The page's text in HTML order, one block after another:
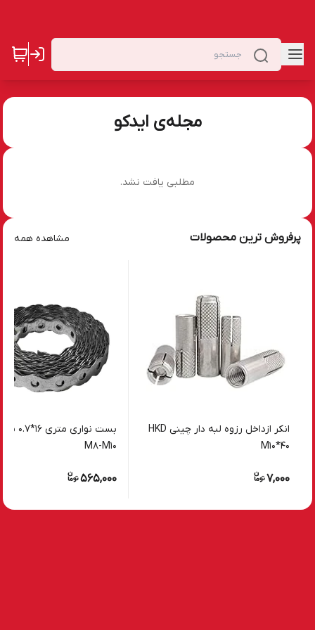
مجله‌ی ایدکو
مطلبی یافت نشد.
پرفروش ترین محصولات مشاهده همه
انکر ازداخل رزوه لبه دار چینی HKD
M10*40
7,000
M8-M10
565,000